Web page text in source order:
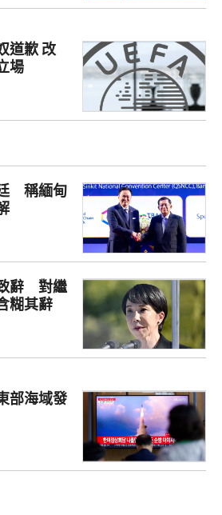
道歉 改
場
稱緬甸
辭 對繼
糊其辭
部海域發